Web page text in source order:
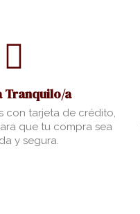
Tranquilo/a
con tarjeta de crédito,
que tu compra sea
y segura.